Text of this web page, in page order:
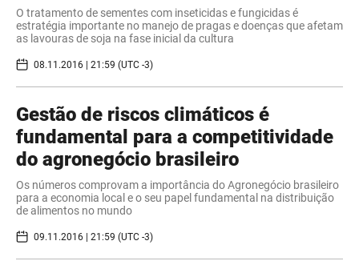
O tratamento de sementes com inseticidas e fungicidas é
estratégia importante no manejo de pragas e doenças que afetam
as lavouras de soja na fase inicial da cultura
08.11.2016 | 21:59 (UTC -3)
Gestão de riscos climáticos é
fundamental para a competitividade
do agronegócio brasileiro
Os números comprovam a importância do Agronegócio brasileiro
para a economia local e o seu papel fundamental na distribuição
de alimentos no mundo
09.11.2016 | 21:59 (UTC -3)